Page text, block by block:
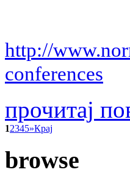
http://
conferences
прочитај
12345»Крај
browse